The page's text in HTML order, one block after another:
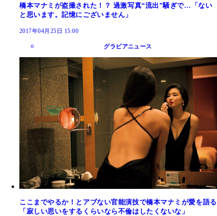
橋本マナミが盗撮された！？ 過激写真“流出”騒ぎで…「ない
と思います。記憶にございません」
2017年04月25日 15:00
グラビアニュース
ここまでやるか！とアブない官能演技で橋本マナミが愛を語る
「寂しい思いをするくらいなら不倫はしたくないな」